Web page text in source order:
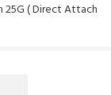
25G ( Direct Attach